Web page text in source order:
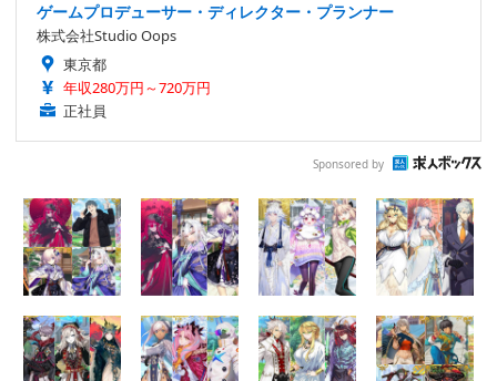
ゲームプロデューサー・ディレクター・プランナー
株式会社Studio Oops
東京都
年収280万円～720万円
正社員
Sponsored by